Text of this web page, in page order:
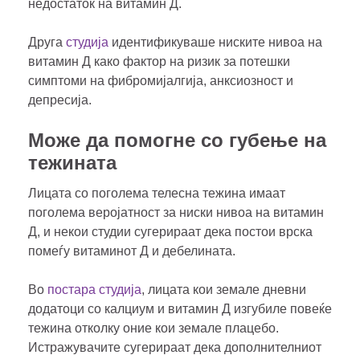
недостаток на витамин Д.
Друга студија идентификуваше ниските нивоа на
витамин Д како фактор на ризик за потешки
симптоми на фибромијалгија, анксиозност и
депресија.
Може да помогне со губење на
тежината
Лицата со поголема телесна тежина имаат
поголема веројатност за ниски нивоа на витамин
Д, и некои студии сугерираат дека постои врска
помеѓу витаминот Д и дебелината.
Во постара студија, лицата кои земале дневни
додатоци со калциум и витамин Д изгубиле повеќе
тежина отколку оние кои земале плацебо.
Истражувачите сугерираат дека дополнителниот